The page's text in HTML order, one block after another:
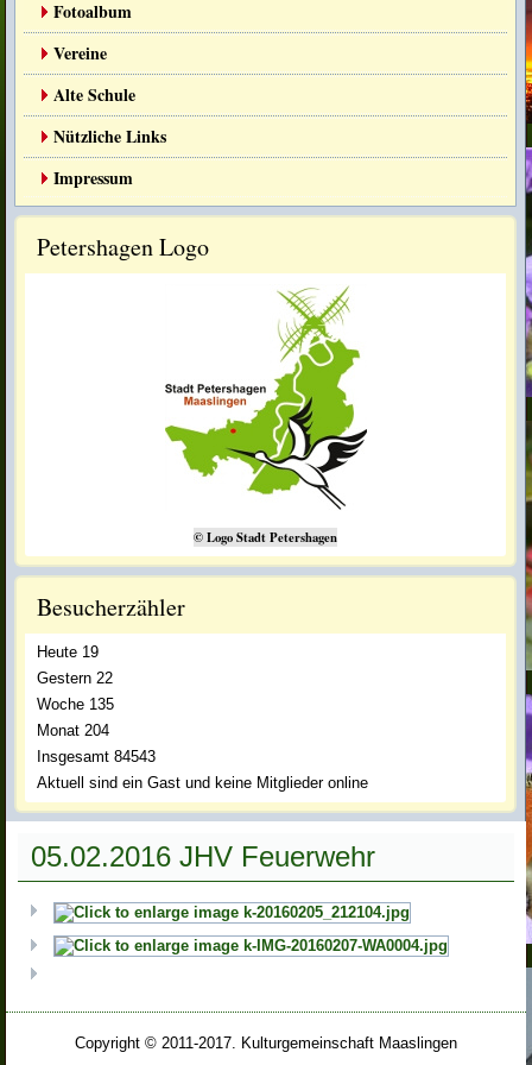
Morgenrot.JPG
blumen2.JPG
schmetterling.JPG
Fotoalbum
Vereine
Alte Schule
Nützliche Links
Impressum
Petershagen Logo
© Logo Stadt Petershagen
Besucherzähler
Heute 19
Gestern 22
Woche 135
Monat 204
Insgesamt84543
Aktuell sind ein Gast und keine Mitglieder online
05.02.2016 JHV Feuerwehr
Copyright © 2011-2017. Kulturgemeinschaft Maaslingen